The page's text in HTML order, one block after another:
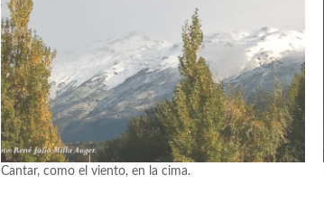
Cantar, como el viento, en la cima.